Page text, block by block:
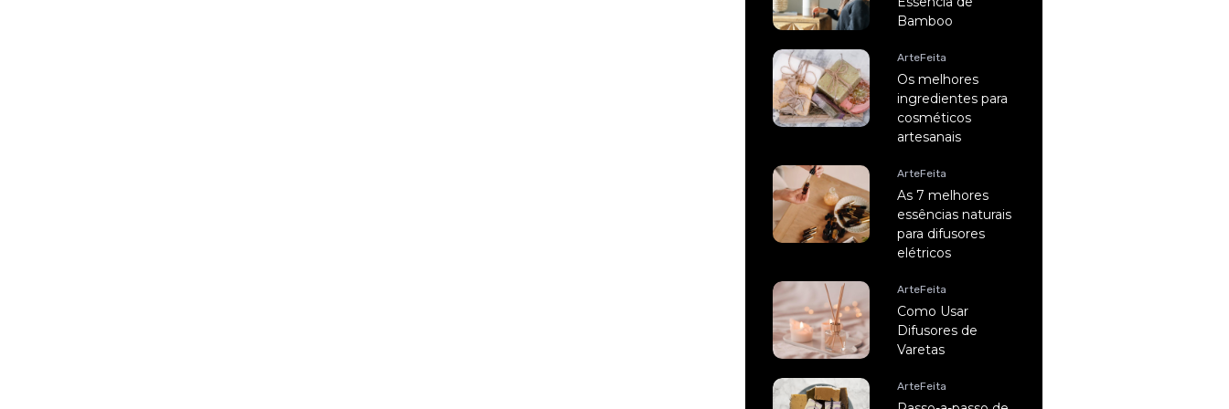
Bamboo
ArteFeita
Os melhores
ingredientes para
cosméticos
artesanais
ArteFeita
As 7 melhores
essências naturais
para difusores
elétricos
ArteFeita
Como Usar
Difusores de
Varetas
ArteFeita